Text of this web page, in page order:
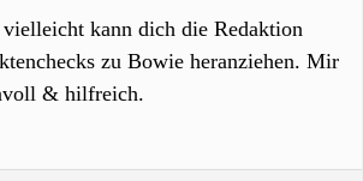
vielleicht kann dich die Redaktion
zu Bowie heranziehen. Mir
& hilfreich.